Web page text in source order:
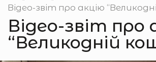
Відео-звіт про акцію
Відео-звіт про
“Великодній